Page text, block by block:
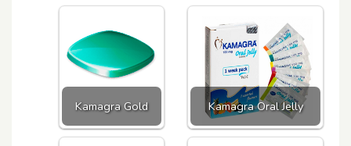
Kamagra Gold Kamagra Oral Jelly